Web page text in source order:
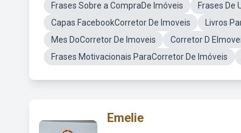
Frases Sobre a CompraDe Imóveis
Frases De
Capas FacebookCorretor De Imoveis
Livros
Mes DoCorretor De Imoveis
Corretor D
Frases Motivacionais ParaCorretor De Imóveis
Emelie